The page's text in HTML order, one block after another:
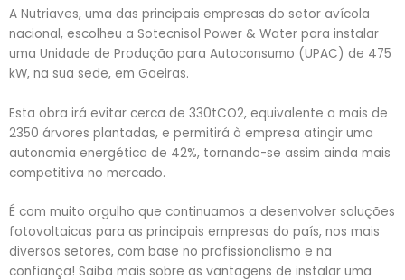
A Nutriaves, uma das principais empresas do setor avícola
nacional, escolheu a Sotecnisol Power & Water para instalar
uma Unidade de Produção para Autoconsumo (UPAC) de 475
kW, na sua sede, em Gaeiras.
Esta obra irá evitar cerca de 330tCO2, equivalente a mais de
2350 árvores plantadas, e permitirá à empresa atingir uma
autonomia energética de 42%, tornando-se assim ainda mais
competitiva no mercado.
É com muito orgulho que continuamos a desenvolver soluções
fotovoltaicas para as principais empresas do país, nos mais
diversos setores, com base no profissionalismo e na
confiança! Saiba mais sobre as vantagens de instalar uma